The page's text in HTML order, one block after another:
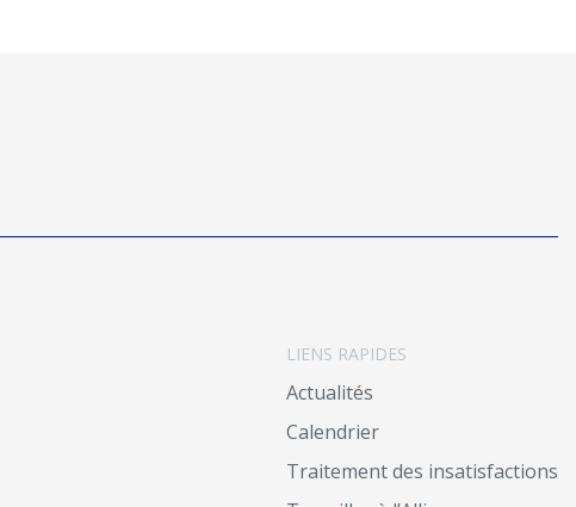
LIENS RAPIDES
Actualités
Calendrier
Traitement des insatisfactions